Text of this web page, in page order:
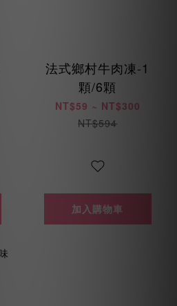
法式鄉村牛肉凍-1
顆/6顆
NT$59 ~ NT$300
NT$594
加入購物車